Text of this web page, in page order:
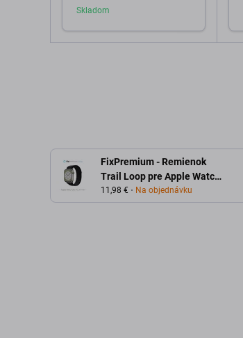
Skladom
FixPremium - Remienok
Trail Loop pre Apple Watch
(38, 40 a 41mm), čierna
11,98 € Na objednávku